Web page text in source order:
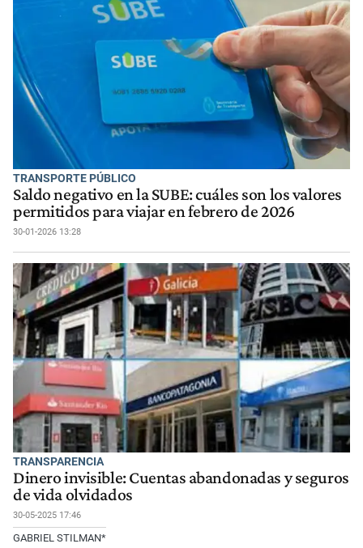
TRANSPORTE PÚBLICO
Saldo negativo en la SUBE: cuáles son los valores
permitidos para viajar en febrero de 2026
30-01-2026 13:28
TRANSPARENCIA
Dinero invisible: Cuentas abandonadas y seguros
de vida olvidados
30-05-2025 17:46
GABRIEL STILMAN*